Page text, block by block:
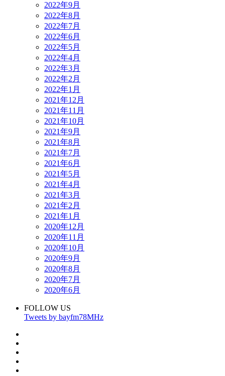
2022年9月
2022年8月
2022年7月
2022年6月
2022年5月
2022年4月
2022年3月
2022年2月
2022年1月
2021年12月
2021年11月
2021年10月
2021年9月
2021年8月
2021年7月
2021年6月
2021年5月
2021年4月
2021年3月
2021年2月
2021年1月
2020年12月
2020年11月
2020年10月
2020年9月
2020年8月
2020年7月
2020年6月
FOLLOW US
Tweets by bayfm78MHz